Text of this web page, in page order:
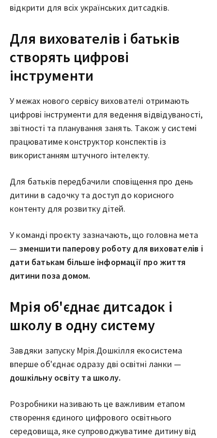
відкрити для всіх українських дитсадків.
Для вихователів і батьків
створять цифрові
інструменти
У межах нового сервісу вихователі отримають
цифрові інструменти для ведення відвідуваності,
звітності та планування занять. Також у системі
працюватиме конструктор конспектів із
використанням штучного інтелекту.
Для батьків передбачили сповіщення про день
дитини в садочку та доступ до корисного
контенту для розвитку дітей.
У команді проєкту зазначають, що головна мета
— зменшити паперову роботу для вихователів і
дати батькам більше інформації про життя
дитини поза домом.
Мрія об'єднає дитсадок і
школу в одну систему
Завдяки запуску Мрія.Дошкілля екосистема
вперше об'єднає одразу дві освітні ланки —
дошкільну освіту та школу.
Розробники називають це важливим етапом
створення єдиного цифрового освітнього
середовища, яке супроводжуватиме дитину від